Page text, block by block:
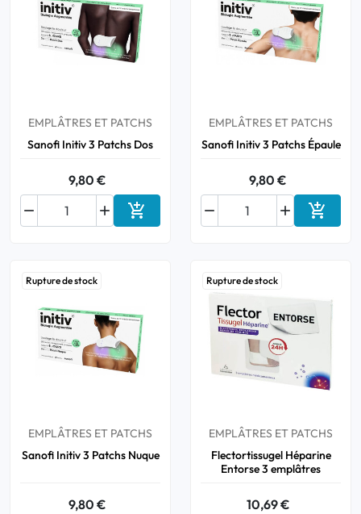
EMPLÂTRES ET PATCHS
Sanofi Initiv 3 Patchs Dos
9,80 €

 Ajouter au panier
EMPLÂTRES ET PATCHS
Sanofi Initiv 3 Patchs Épaule
9,80 €

 
Rupture de stock
EMPLÂTRES ET PATCHS
Sanofi Initiv 3 Patchs Nuque
9,80 €
Rupture de stock
EMPLÂTRES ET PATCHS
Flectortissugel Héparine
Entorse 3 emplâtres
10,69 €